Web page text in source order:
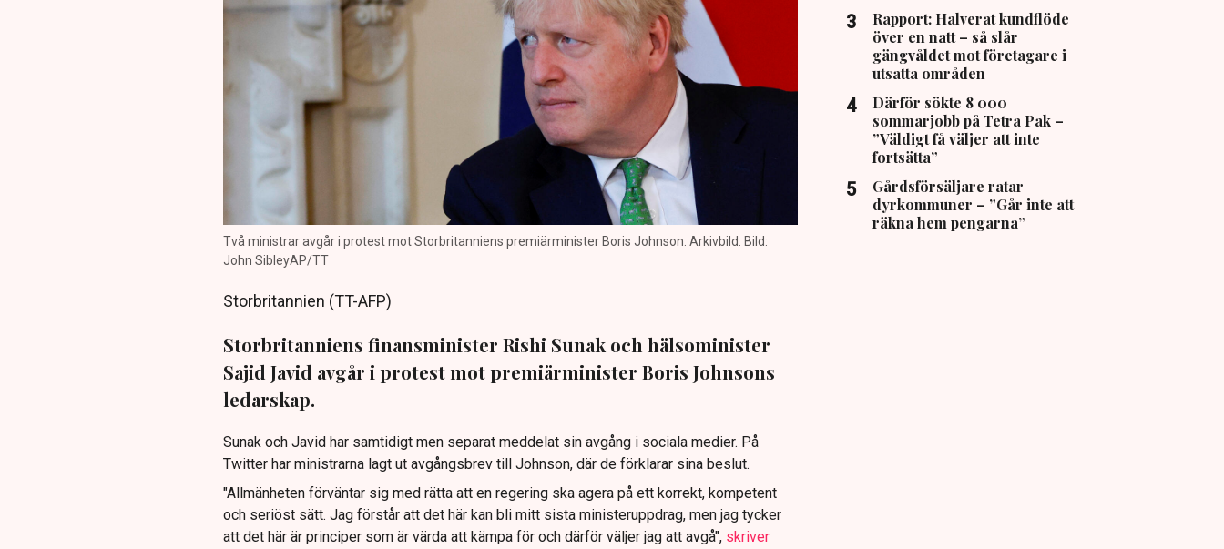
Två ministrar avgår i protest mot Storbritanniens premiärminister Boris Johnson. Arkivbild. Bild:
John SibleyAP/TT
Storbritannien (TT-AFP)
Storbritanniens finansminister Rishi Sunak och hälsominister
Sajid Javid avgår i protest mot premiärminister Boris Johnsons
ledarskap.
Sunak och Javid har samtidigt men separat meddelat sin avgång i sociala medier. På
Twitter har ministrarna lagt ut avgångsbrev till Johnson, där de förklarar sina beslut.
"Allmänheten förväntar sig med rätta att en regering ska agera på ett korrekt, kompetent
och seriöst sätt. Jag förstår att det här kan bli mitt sista ministeruppdrag, men jag tycker
att det här är principer som är värda att kämpa för och därför väljer jag att avgå", skriver
Rapport: Halverat kundflöde
över en natt – så slår
gängvåldet mot företagare i
utsatta områden
Därför sökte 8 000
sommarjobb på Tetra Pak –
”Väldigt få väljer att inte
fortsätta”
Gårdsförsäljare ratar
dyrkommuner – ”Går inte att
räkna hem pengarna”